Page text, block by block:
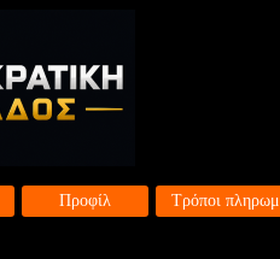
Προφίλ Τρόποι